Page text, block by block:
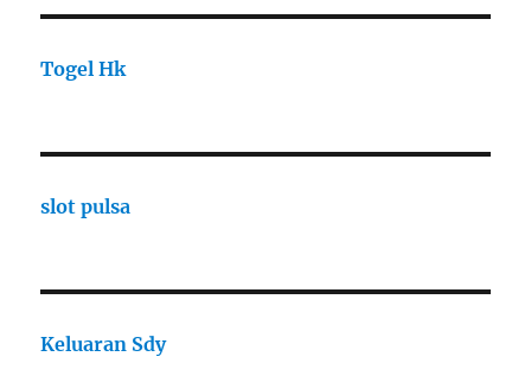
Togel Hk
slot pulsa
Keluaran Sdy